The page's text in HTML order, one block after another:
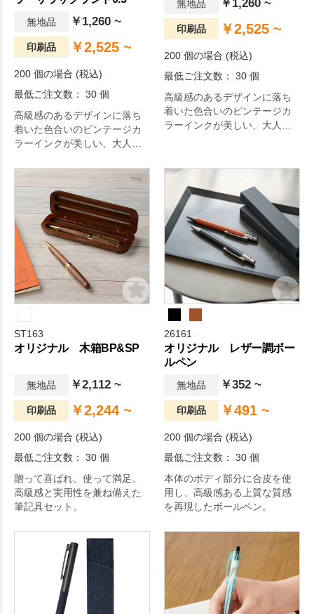
無地品 ￥1,260 ~
印刷品 ￥2,525 ~
200 個の場合 (税込)
最低ご注文数： 30 個
高級感のあるデザインに落ち
着いた色合いのビンテージカ
ラーインクが美しい、大人の
無地品 ￥1,260 ~
印刷品 ￥2,525 ~
200 個の場合 (税込)
最低ご注文数： 30 個
高級感のあるデザインに落ち
着いた色合いのビンテージカ
ラーインクが美しい、大人の
ST163
オリジナル 木箱BP&SP
無地品 ￥2,112 ~
印刷品 ￥2,244 ~
200 個の場合 (税込)
最低ご注文数： 30 個
贈って喜ばれ、使って満足。
高級感と実用性を兼ね備えた
筆記具セット。
26161
オリジナル レザー調ボー
ルペン
無地品 ￥352 ~
印刷品 ￥491 ~
200 個の場合 (税込)
最低ご注文数： 30 個
本体のボディ部分に合皮を使
用し、高級感ある上質な質感
を再現したボールペン。